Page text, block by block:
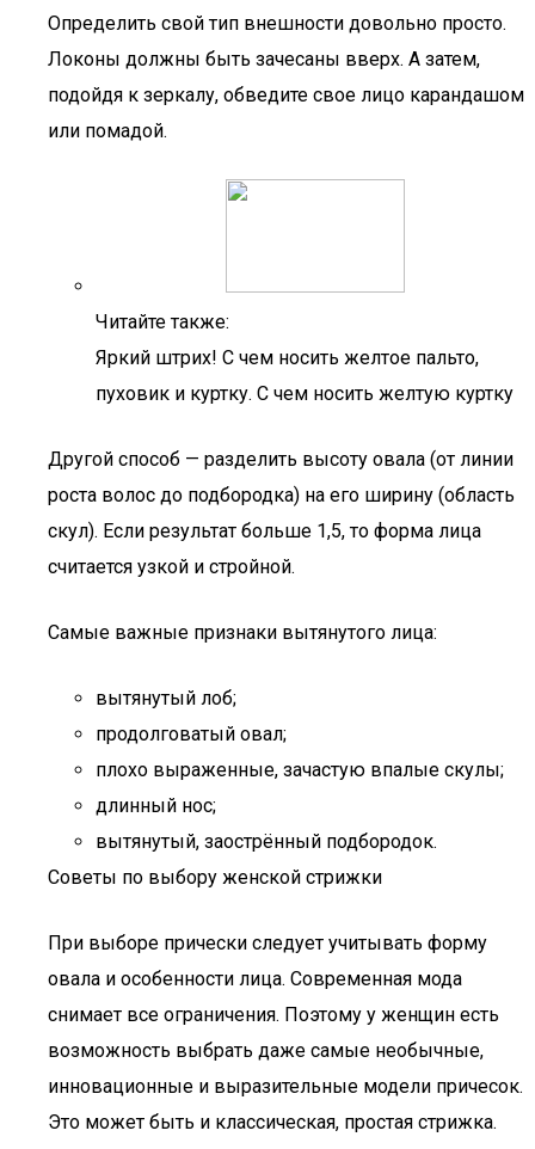
Определить свой тип внешности довольно просто.
Локоны должны быть зачесаны вверх. А затем,
подойдя к зеркалу, обведите свое лицо карандашом
или помадой.
Читайте также:
Яркий штрих! С чем носить желтое пальто,
пуховик и куртку. С чем носить желтую куртку
Другой способ — разделить высоту овала (от линии
роста волос до подбородка) на его ширину (область
скул). Если результат больше 1,5, то форма лица
считается узкой и стройной.
Самые важные признаки вытянутого лица:
вытянутый лоб;
продолговатый овал;
плохо выраженные, зачастую впалые скулы;
длинный нос;
вытянутый, заострённый подбородок.
Советы по выбору женской стрижки
При выборе прически следует учитывать форму
овала и особенности лица. Современная мода
снимает все ограничения. Поэтому у женщин есть
возможность выбрать даже самые необычные,
инновационные и выразительные модели причесок.
Это может быть и классическая, простая стрижка.